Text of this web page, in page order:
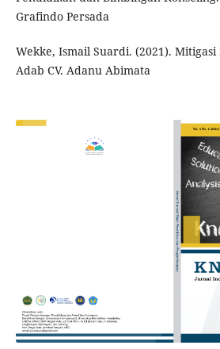
Grafindo Persada
Wekke, Ismail Suardi. (2021). Mitigasi
Adab CV. Adanu Abimata